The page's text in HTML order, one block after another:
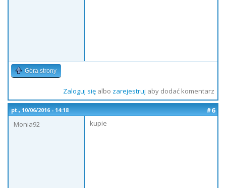
Góra strony
Zaloguj sięalbo zarejestruj aby dodać komentarz
pt., 10/06/2016 - 14:18
#6
Monia92
kupie